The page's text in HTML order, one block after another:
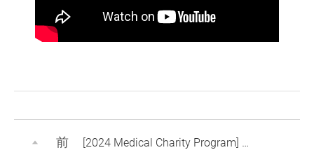
前 [2024 Medical Charity Program] Aisha's Journey Back to Korea for Burn Scar Treatment